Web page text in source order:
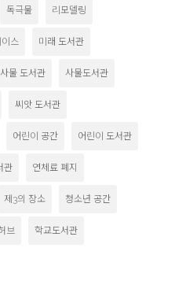
독극물 리모델링
스 미래 도서관
사물 도서관 사물도서관
씨앗 도서관
어린이 공간 어린이 도서관
관 연체료 폐지
제3의 장소 청소년 공간
브 학교도서관